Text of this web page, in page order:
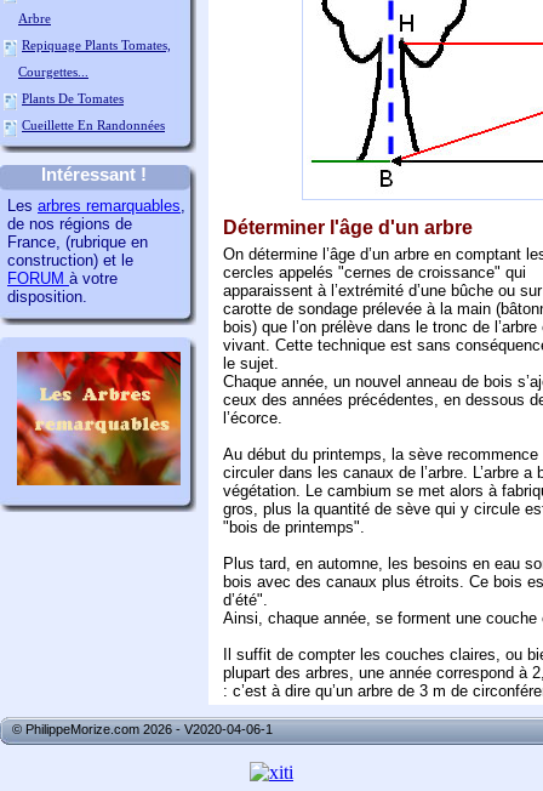
Arbre
Repiquage Plants Tomates,
Courgettes...
Plants De Tomates
Cueillette En Randonnées
Intéressant !
Les arbres remarquables,
de nos régions de
France, (rubrique en
construction) et le
FORUM à votre
disposition.
Déterminer l'âge d'un arbre
On détermine l’âge d’un arbre en comptant
cercles appelés "cernes de croissance" qui
apparaissent à l’extrémité d’une bûche ou
carotte de sondage prélevée à la main
bois) que l’on prélève dans le tronc de l’arbre
vivant. Cette technique est sans
le sujet.
Chaque année, un nouvel anneau de bois
ceux des années précédentes, en dessous
l’écorce.
Au début du printemps, la sève recommence
circuler dans les canaux de l’arbre. L’arbre
végétation. Le cambium se met alors à
gros, plus la quantité de sève qui y circule
"bois de printemps".
Plus tard, en automne, les besoins en eau
bois avec des canaux plus étroits. Ce bois
d’été".
Ainsi, chaque année, se forment une
Il suffit de compter les couches claires, ou
plupart des arbres, une année correspond à
: c’est à dire qu’un arbre de 3 m de
© PhilippeMorize.com 2026 - V2020-04-06-1